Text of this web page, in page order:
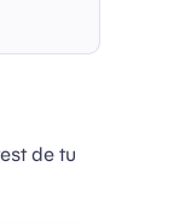
de tu